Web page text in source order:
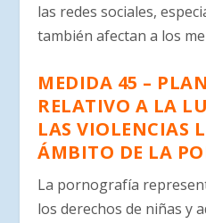
las redes sociales,
también afectan a los
MEDIDA 45 –
RELATIVO A LA
LAS VIOLENCIAS
ÁMBITO DE LA
La pornografía
los derechos de niñas y